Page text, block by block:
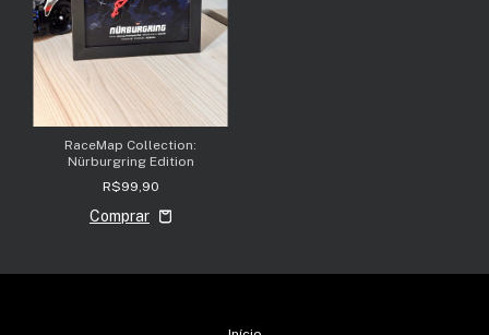
RaceMap Collection:
Nürburgring Edition
R$99,90